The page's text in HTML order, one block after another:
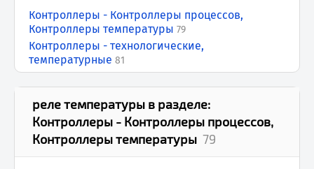
Контроллеры - Контроллеры процессов,
Контроллеры температуры 79
Контроллеры - технологические,
температурные 81
реле температуры в разделе:
Контроллеры - Контроллеры процессов,
Контроллеры температуры 79